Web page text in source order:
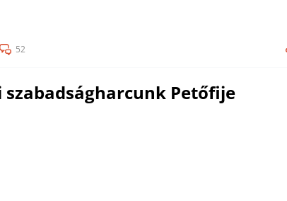
52
szabadságharcunk Petőfije